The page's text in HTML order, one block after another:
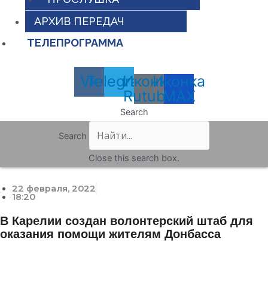
АРХИВ ПЕРЕДАЧ
ТЕЛЕПРОГРАММА
Vk
Telegram
Иконка
Rutube
Иконка
MAX
Search
Search
Close this search box.
22 февраля, 2022
18:20
В Карелии создан волонтерский штаб для
оказания помощи жителям Донбасса